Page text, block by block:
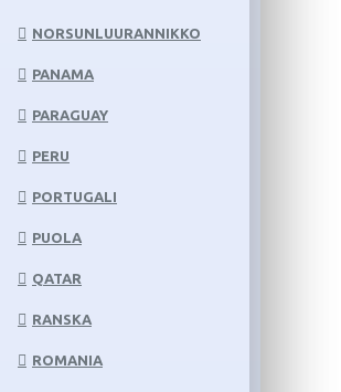
NORSUNLUURANNIKKO
PANAMA
PARAGUAY
PERU
PORTUGALI
PUOLA
QATAR
RANSKA
ROMANIA